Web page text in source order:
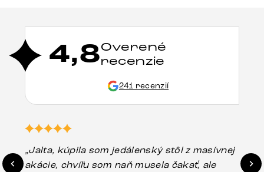
4,8Overené
recenzie
241 recenzií
„Jalta, kúpila som jedálenský stôl z masívnej
akácie, chvíľu som naň musela čakať, ale